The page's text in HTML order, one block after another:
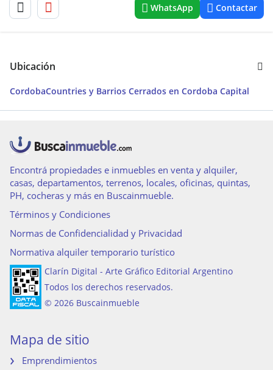
WhatsApp Contactar
Ubicación
CordobaCountries y Barrios Cerrados en Cordoba Capital
Encontrá propiedades e inmuebles en venta y alquiler,
casas, departamentos, terrenos, locales, oficinas, quintas,
PH, cocheras y más en Buscainmueble.
Términos y Condiciones
Normas de Confidencialidad y Privacidad
Normativa alquiler temporario turístico
Clarín Digital - Arte Gráfico Editorial Argentino
Todos los derechos reservados.
© 2026 Buscainmueble
Mapa de sitio
Emprendimientos